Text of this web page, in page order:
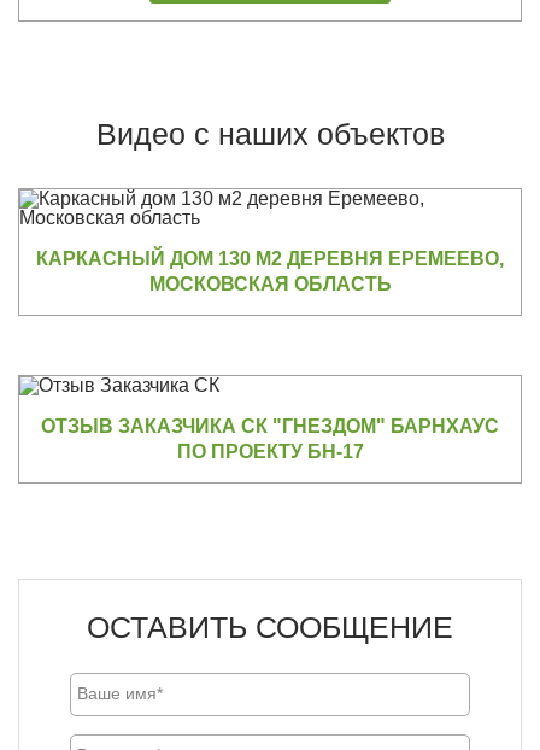
Видео с наших объектов
КАРКАСНЫЙ ДОМ 130 М2 ДЕРЕВНЯ ЕРЕМЕЕВО,
МОСКОВСКАЯ ОБЛАСТЬ
ОТЗЫВ ЗАКАЗЧИКА СК "ГНЕЗДОМ" БАРНХАУС
ПО ПРОЕКТУ БН-17
ОСТАВИТЬ СООБЩЕНИЕ